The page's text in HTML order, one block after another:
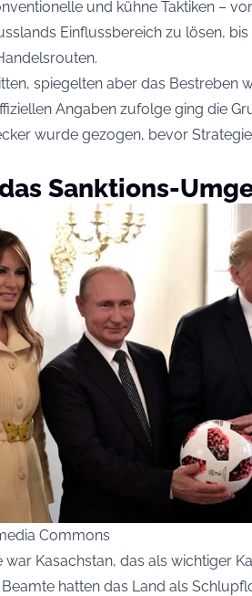
und kühne Taktiken –
Einflussbereich zu lösen,
spiegelten aber das Bestreben
Angaben zufolge ging die
wurde gezogen, bevor
Sanktions-
Commons
war Kasachstan, das als wichtiger
hatten das Land als